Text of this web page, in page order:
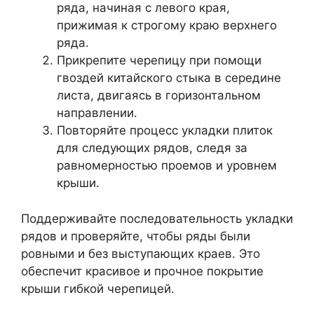
ряда, начиная с левого края,
прижимая к строгому краю верхнего
ряда.
Прикрепите черепицу при помощи
гвоздей китайского стыка в середине
листа, двигаясь в горизонтальном
направлении.
Повторяйте процесс укладки плиток
для следующих рядов, следя за
равномерностью проемов и уровнем
крыши.
Поддерживайте последовательность укладки
рядов и проверяйте, чтобы ряды были
ровными и без выступающих краев. Это
обеспечит красивое и прочное покрытие
крыши гибкой черепицей.